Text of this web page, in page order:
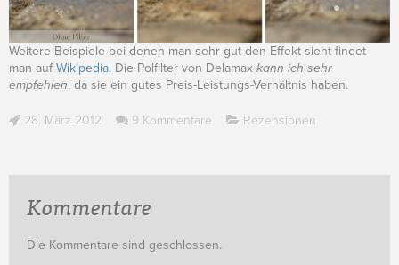
Weitere Beispiele bei denen man sehr gut den Effekt sieht findet
man auf Wikipedia. Die Polfilter von Delamax kann ich sehr
empfehlen, da sie ein gutes Preis-Leistungs-Verhältnis haben.
28. März 2012 9 Kommentare Rezensionen
Kommentare
Die Kommentare sind geschlossen.